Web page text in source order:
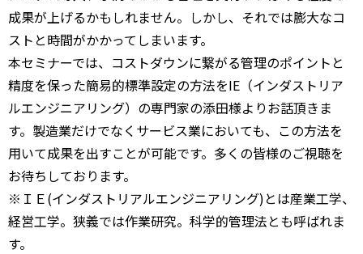
成果が上げるかもしれません。しかし、それでは膨大なコ
ストと時間がかかってしまいます。
本セミナーでは、コストダウンに繋がる管理のポイントと
精度を保った簡易的標準設定の方法をIE（インダストリア
ルエンジニアリング）の専門家の添田様よりお話頂きま
す。製造業だけでなくサービス業においても、この方法を
用いて成果を出すことが可能です。多くの皆様のご視聴を
お待ちしております。
※ＩＥ(インダストリアルエンジニアリング)とは産業工学、
経営工学。狭義では作業研究。科学的管理法とも呼ばれま
す。